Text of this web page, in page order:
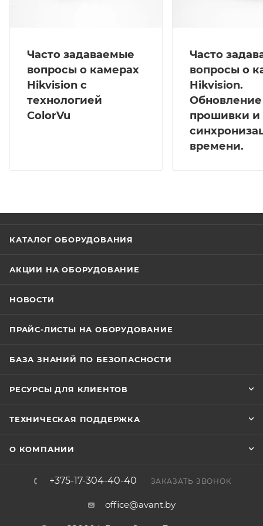
Часто задаваемые
вопросы о камерах
Hikvision с
технологией
ColorVu
Часто
вопросы о
Hikvision.
Обновление
прошивки и
времени.
КАТАЛОГ ОБОРУДОВАНИЯ
АКЦИИ НА ОБОРУДОВАНИЕ
НОВОСТИ
ПРАЙС-ЛИСТЫ НА ОБОРУДОВАНИЕ
БАЗА ЗНАНИЙ ПО БЕЗОПАСНОСТИ
РЕСУРСЫ ДЛЯ КЛИЕНТОВ
ТЕХНИЧЕСКАЯ ПОДДЕРЖКА
О КОМПАНИИ
+375-17-304-40-40 ЗАКАЗАТЬ ЗВОНОК
office@avant.by